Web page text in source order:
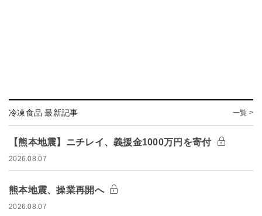
冷凍食品 最新記事 一覧 >
【熊本地震】ニチレイ、義援金1000万円を寄付
2026.08.07
熊本地震、操業再開へ
2026.08.07